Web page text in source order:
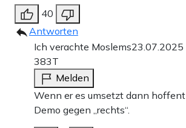
40
Antworten
Ich verachte Moslems23.07.2025
383T
Melden
Wenn er es umsetzt dann
Demo gegen „rechts“.